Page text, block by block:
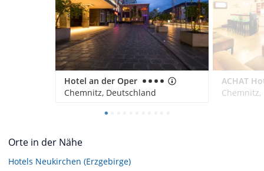
Hotel an der Oper
Chemnitz, Deutschland
Orte in der Nähe
Hotels Neukirchen (Erzgebirge)